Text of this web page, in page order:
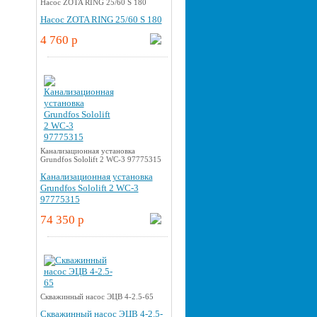
Насос ZOTA RING 25/60 S 180
Насос ZOTA RING 25/60 S 180
4 760 p
Канализационная установка
Grundfos Sololift 2 WC-3 97775315
Канализационная установка
Grundfos Sololift 2 WC-3
97775315
74 350 p
Скважинный насос ЭЦВ 4-2.5-65
Скважинный насос ЭЦВ 4-2.5-